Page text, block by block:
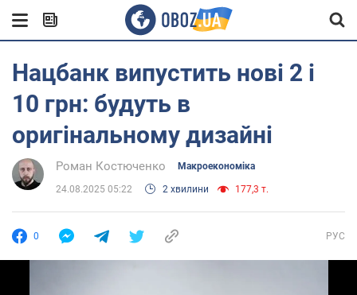
Нацбанк випустить нові 2 і
10 грн: будуть в
оригінальному дизайні
Роман Костюченко Mакроекономіка
24.08.2025 05:22 2 хвилини 177,3 т.
0 РУС